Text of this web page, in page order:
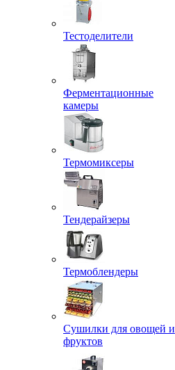
Тестоделители
Ферментационные
камеры
Термомиксеры
Тендерайзеры
Термоблендеры
Сушилки для овощей и
фруктов